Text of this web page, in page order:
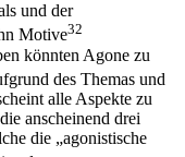
und der
Motive32
könnten Agone zu
des Themas und
alle Aspekte zu
anscheinend drei
die „agonistische